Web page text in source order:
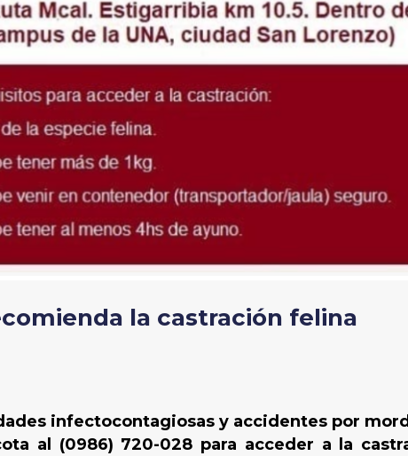
la castración felina
infectocontagiosas y accidentes por
al (0986) 720-028 para acceder a la